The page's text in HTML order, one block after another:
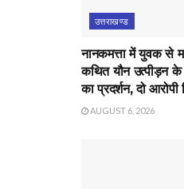
उत्तराखण्ड
नानकमत्ता में युवक से
कथित यौन उत्पीड़न के
का प्रदर्शन, दो आरोपी
AUGUST 6, 2026